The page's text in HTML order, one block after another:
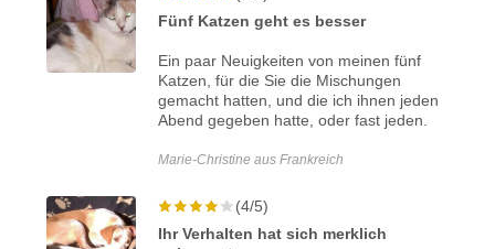
Fünf Katzen geht es besser
Ein paar Neuigkeiten von meinen fünf
Katzen, für die Sie die Mischungen
gemacht hatten, und die ich ihnen jeden
Abend gegeben hatte, oder fast jeden.
Marie-Christine aus Frankreich
(4/5)
Ihr Verhalten hat sich merklich